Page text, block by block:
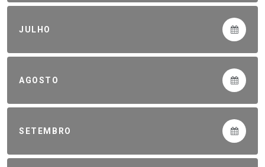
JULHO
AGOSTO
SETEMBRO